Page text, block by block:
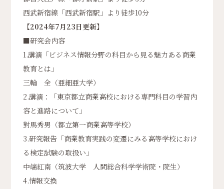
西武新宿線「西武新宿駅」より徒歩10分
【2024年7月23日更新】
■研究会内容
1.講演「ビジネス情報分野の科目から見る魅力ある商業
教育とは」
三輪 全（亜細亜大学）
2.講演：「東京都立商業高校における専門科目の学習内
容と進路について」
對馬秀男（都立第一商業高等学校）
3.研究報告「商業教育実践の変遷にみる高等学校におけ
る検定試験の取扱い」
中端紅南（筑波大学 人間総合科学学術院・院生）
4.情報交換